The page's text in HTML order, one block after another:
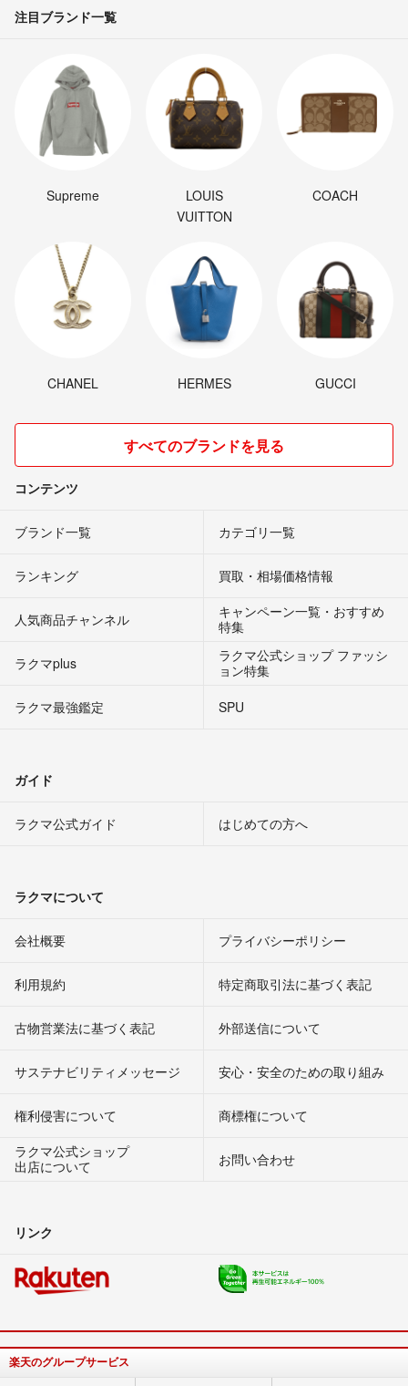
注目ブランド一覧
Supreme
LOUIS
VUITTON
COACH
CHANEL HERMES GUCCI
すべてのブランドを見る
コンテンツ
ブランド一覧 カテゴリ一覧
ランキング 買取・相場価格情報
人気商品チャンネル
キャンペーン一覧・おすすめ
特集
ラクマplus
ラクマ公式ショップ ファッシ
ョン特集
ラクマ最強鑑定
SPU
ガイド
ラクマ公式ガイド はじめての方へ
ラクマについて
会社概要 プライバシーポリシー
利用規約 特定商取引法に基づく表記
古物営業法に基づく表記 外部送信について
サステナビリティメッセージ 安心・安全のための取り組み
権利侵害について
商標権について
ラクマ公式ショップ
出店について
お問い合わせ
リンク
楽天のグループサービス